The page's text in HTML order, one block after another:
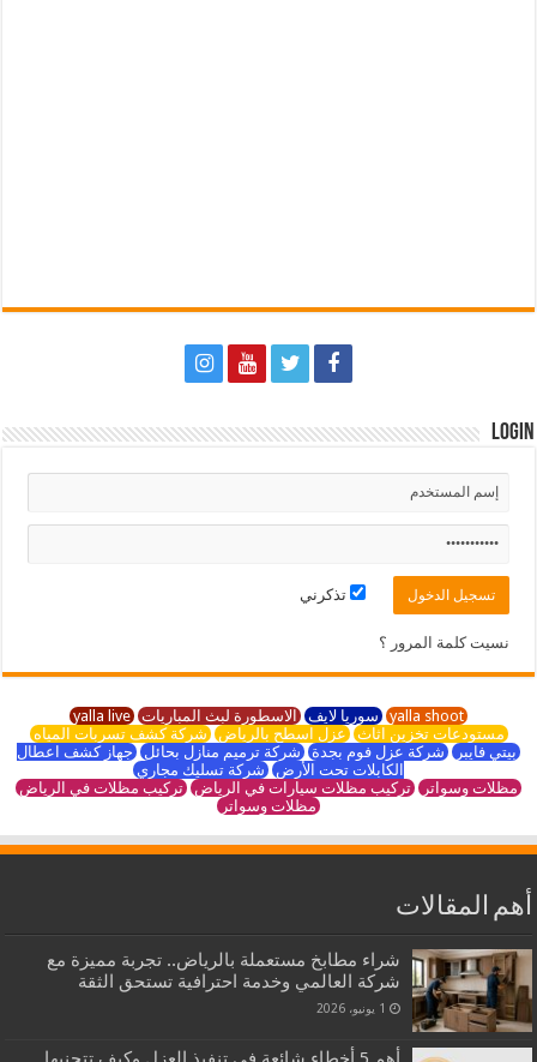
Login
تذكرني
نسيت كلمة المرور ؟
yalla shoot سوريا لايف الاسطورة لبث المباريات yalla live
مستودعات تخزين اثاث عزل اسطح بالرياض شركة كشف تسربات المياه
بيتي فايبر شركة عزل فوم بجدة شركة ترميم منازل بحائل جهاز كشف اعطال
الكابلات تحت الأرض شركة تسليك مجاري
مظلات وسواتر تركيب مظلات سيارات في الرياض تركيب مظلات في الرياض
مظلات وسواتر
أهم المقالات
شراء مطابخ مستعملة بالرياض.. تجربة مميزة مع
شركة العالمي وخدمة احترافية تستحق الثقة
1 يونيو، 2026